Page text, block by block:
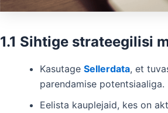
1.1 Sihtige strateegilisi
Kasutage Sellerdata, et
parendamise potentsiaaliga.
Eelista kauplejaid, kes on